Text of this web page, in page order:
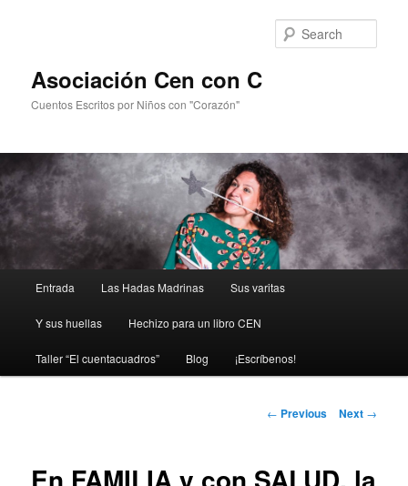
Asociación Cen con C
Cuentos Escritos por Niños con "Corazón"
Skip
to
primary
Entrada Las Hadas Madrinas Sus varitas
Y sus huellas Hechizo para un libro CEN
Taller “El cuentacuadros” Blog ¡Escríbenos!
Post
← Previous Next →